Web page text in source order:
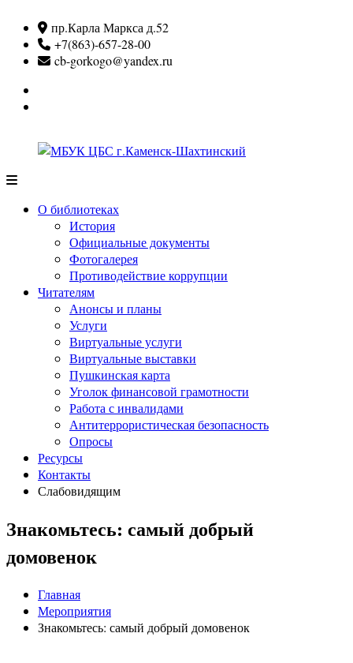
содержимому
пр.Карла Маркса д.52
+7(863)-657-28-00
cb-gorkogo@yandex.ru
ЦБС
г.Каменск-
Шахтинский
О библиотеках
История
Официальные документы
Фотогалерея
Противодействие коррупции
Читателям
Анонсы и планы
Услуги
Виртуальные услуги
Виртуальные выставки
Пушкинская карта
Уголок финансовой грамотности
Работа с инвалидами
Антитеррористическая безопасность
Опросы
Ресурсы
Контакты
Слабовидящим
Знакомьтесь: самый добрый
домовенок
Главная
Мероприятия
Знакомьтесь: самый добрый домовенок